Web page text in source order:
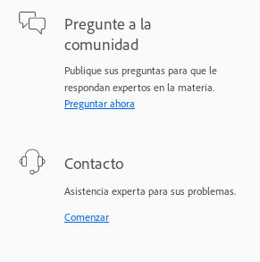
Pregunte a la
comunidad
Publique sus preguntas para que le
respondan expertos en la materia.
Preguntar ahora
Contacto
Asistencia experta para sus problemas.
Comenzar